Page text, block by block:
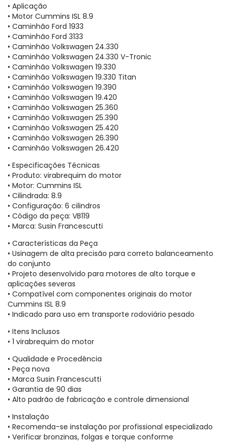
• Aplicação
• Motor Cummins ISL 8.9
• Caminhão Ford 1933
• Caminhão Ford 3133
• Caminhão Volkswagen 24.330
• Caminhão Volkswagen 24.330 V-Tronic
• Caminhão Volkswagen 19.330
• Caminhão Volkswagen 19.330 Titan
• Caminhão Volkswagen 19.390
• Caminhão Volkswagen 19.420
• Caminhão Volkswagen 25.360
• Caminhão Volkswagen 25.390
• Caminhão Volkswagen 25.420
• Caminhão Volkswagen 26.390
• Caminhão Volkswagen 26.420
• Especificações Técnicas
• Produto: virabrequim do motor
• Motor: Cummins ISL
• Cilindrada: 8.9
• Configuração: 6 cilindros
• Código da peça: VB119
• Marca: Susin Francescutti
• Características da Peça
• Usinagem de alta precisão para correto balanceamento
do conjunto
• Projeto desenvolvido para motores de alto torque e
aplicações severas
• Compatível com componentes originais do motor
Cummins ISL 8.9
• Indicado para uso em transporte rodoviário pesado
• Itens Inclusos
• 1 virabrequim do motor
• Qualidade e Procedência
• Peça nova
• Marca Susin Francescutti
• Garantia de 90 dias
• Alto padrão de fabricação e controle dimensional
• Instalação
• Recomenda-se instalação por profissional especializado
• Verificar bronzinas, folgas e torque conforme